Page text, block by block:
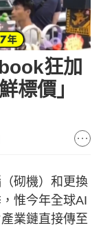
狂加
標價」
砌機）和更換
惟今年全球AI
業鏈直接傳至